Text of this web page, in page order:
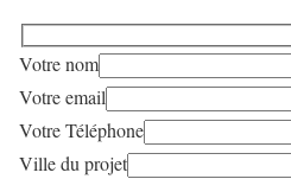
Votre nom
Votre email
Votre Téléphone
Ville du projet